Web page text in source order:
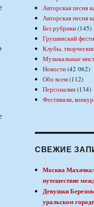
Авторская песня
Авторская песня
Без рубрики(145)
Грушинский
Клубы,
Музыкальные
Новости(42 062)
Обо всем(112)
Персоналии(134)
Фестивали,
СВЕЖИЕ
Москва
путешествие
Девушки
уральском